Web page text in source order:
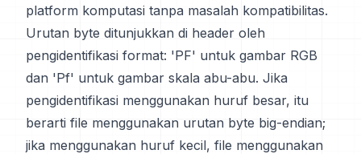
platform komputasi tanpa masalah kompatibilitas.
Urutan byte ditunjukkan di header oleh
pengidentifikasi format: 'PF' untuk gambar RGB
dan 'Pf' untuk gambar skala abu-abu. Jika
pengidentifikasi menggunakan huruf besar, itu
berarti file menggunakan urutan byte big-endian;
jika menggunakan huruf kecil, file menggunakan